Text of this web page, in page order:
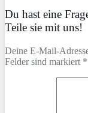
Du hast eine
Teile sie mit uns!
Deine E-Mail-
Felder sind markiert *